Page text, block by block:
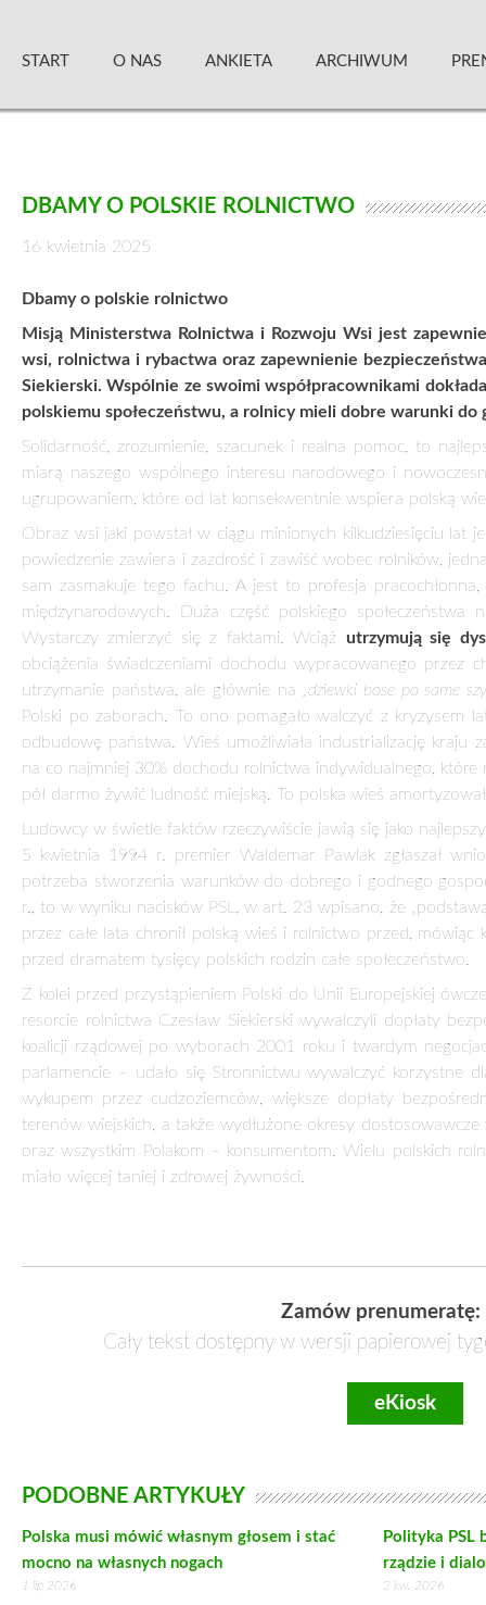
content
START O NAS ANKIETA ARCHIWUM
DBAMY O POLSKIE ROLNICTWO
16 kwietnia 2025
Dbamy o polskie rolnictwo
Misją Ministerstwa Rolnictwa i Rozwoju Wsi jest
wsi, rolnictwa i rybactwa oraz zapewnienie
Siekierski. Wspólnie ze swoimi współpracownikami
polskiemu społeczeństwu, a rolnicy mieli dobre warunki
Solidarność, zrozumienie, szacunek i realna pomoc, to
miarą naszego wspólnego interesu narodowego i
ugrupowaniem, które od lat konsekwentnie wspiera polską
Obraz wsi jaki powstał w ciągu minionych kilkudziesięciu lat
powiedzenie zawiera i zazdrość i zawiść wobec rolników,
sam zasmakuje tego fachu. A jest to profesja
międzynarodowych. Duża część polskiego
Wystarczy zmierzyć się z faktami. Wciąż utrzymują się
obciążenia świadczeniami dochodu wypracowanego przez
utrzymanie państwa, ale głównie na
„dziewki bose po same
Polski po zaborach. To ono pomagało walczyć z kryzysem
odbudowę państwa. Wieś umożliwiała industrializację kraju
na co najmniej 30% dochodu rolnictwa indywidualnego,
pół darmo żywić ludność miejską. To polska wieś
Ludowcy w świetle faktów rzeczywiście jawią się jako
5 kwietnia 1994 r. premier Waldemar Pawlak zgłaszał
potrzeba stworzenia warunków do dobrego i godnego
r., to w wyniku nacisków PSL, w art. 23 wpisano, że
przez całe lata chronił polską wieś i rolnictwo przed,
przed dramatem tysięcy polskich rodzin całe społeczeństwo.
Z kolei przed przystąpieniem Polski do Unii Europejskiej
resorcie rolnictwa Czesław Siekierski wywalczyli dopłaty
koalicji rządowej po wyborach 2001 roku i twardym
parlamencie – udało się Stronnictwu wywalczyć korzystne
wykupem przez cudzoziemców, większe dopłaty
terenów wiejskich, a także wydłużone okresy
oraz wszystkim Polakom – konsumentom. Wielu polskich
miało więcej taniej i zdrowej żywności.
Zamów prenumeratę:
Cały tekst dostępny w wersji papierowej
eKiosk
PODOBNE ARTYKUŁY
Polska musi mówić własnym głosem i stać
mocno na własnych nogach
1 lip 2026
Polityka PSL
rządzie i
2 kw. 2026